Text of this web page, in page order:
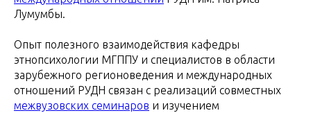
Лумумбы.
Опыт полезного взаимодействия кафедры
этнопсихологии МГППУ и специалистов в области
зарубежного регионоведения и международных
отношений РУДН связан с реализаций совместных
межвузовских семинаров и изучением